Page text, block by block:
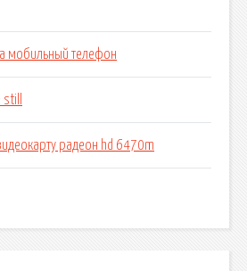
мобильный телефон
радеон hd 6470m